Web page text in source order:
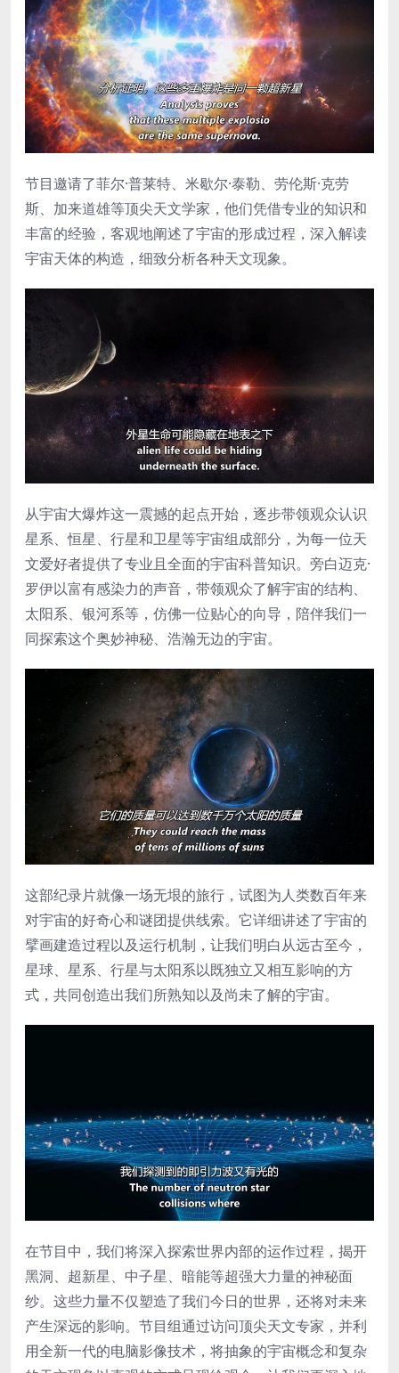
节目邀请了菲尔·普莱特、米歇尔·泰勒、劳伦斯·克劳
斯、加来道雄等顶尖天文学家，他们凭借专业的知识和
丰富的经验，客观地阐述了宇宙的形成过程，深入解读
宇宙天体的构造，细致分析各种天文现象。
从宇宙大爆炸这一震撼的起点开始，逐步带领观众认识
星系、恒星、行星和卫星等宇宙组成部分，为每一位天
文爱好者提供了专业且全面的宇宙科普知识。旁白迈克·
罗伊以富有感染力的声音，带领观众了解宇宙的结构、
太阳系、银河系等，仿佛一位贴心的向导，陪伴我们一
同探索这个奥妙神秘、浩瀚无边的宇宙。
这部纪录片就像一场无垠的旅行，试图为人类数百年来
对宇宙的好奇心和谜团提供线索。它详细讲述了宇宙的
擘画建造过程以及运行机制，让我们明白从远古至今，
星球、星系、行星与太阳系以既独立又相互影响的方
式，共同创造出我们所熟知以及尚未了解的宇宙。
在节目中，我们将深入探索世界内部的运作过程，揭开
黑洞、超新星、中子星、暗能等超强大力量的神秘面
纱。这些力量不仅塑造了我们今日的世界，还将对未来
产生深远的影响。节目组通过访问顶尖天文专家，并利
用全新一代的电脑影像技术，将抽象的宇宙概念和复杂